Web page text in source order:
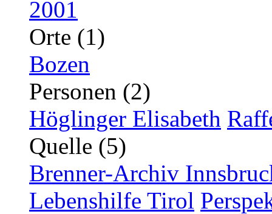
2001
Orte (1)
Bozen
Personen (2)
Höglinger Elisabeth
Quelle (5)
Brenner-Archiv
Lebenshilfe Tirol